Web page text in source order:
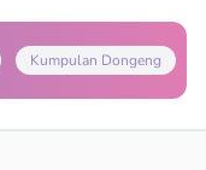
Kumpulan Dongeng